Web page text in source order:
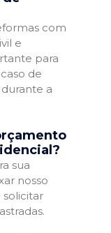
com
e
para
de
a
sua
nosso
solicitar